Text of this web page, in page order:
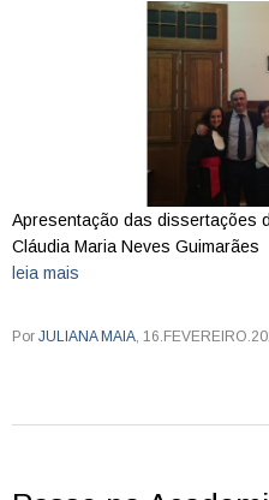
Apresentação das dissertações
Cláudia Maria Neves Guimarães
leia mais
Por JULIANA MAIA,